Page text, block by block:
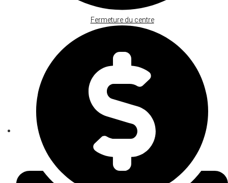
Fermeture du centre